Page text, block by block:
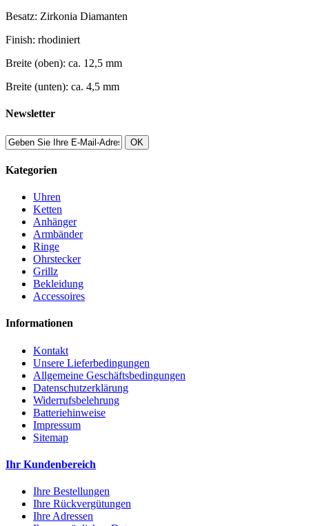
Besatz: Zirkonia Diamanten
Finish: rhodiniert
Breite (oben): ca. 12,5 mm
Breite (unten): ca. 4,5 mm
Newsletter
OK
Kategorien
Uhren
Ketten
Anhänger
Armbänder
Ringe
Ohrstecker
Grillz
Bekleidung
Accessoires
Informationen
Kontakt
Unsere Lieferbedingungen
Allgemeine Geschäftsbedingungen
Datenschutzerklärung
Widerrufsbelehrung
Batteriehinweise
Impressum
Sitemap
Ihr Kundenbereich
Ihre Bestellungen
Ihre Rückvergütungen
Ihre Adressen